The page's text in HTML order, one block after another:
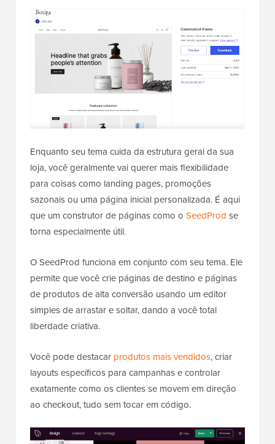
Enquanto seu tema cuida da estrutura geral da sua
loja, você geralmente vai querer mais flexibilidade
para coisas como landing pages, promoções
sazonais ou uma página inicial personalizada. É aqui
que um construtor de páginas como o SeedProd se
torna especialmente útil.
O SeedProd funciona em conjunto com seu tema. Ele
permite que você crie páginas de destino e páginas
de produtos de alta conversão usando um editor
simples de arrastar e soltar, dando a você total
liberdade criativa.
Você pode destacar produtos mais vendidos, criar
layouts específicos para campanhas e controlar
exatamente como os clientes se movem em direção
ao checkout, tudo sem tocar em código.